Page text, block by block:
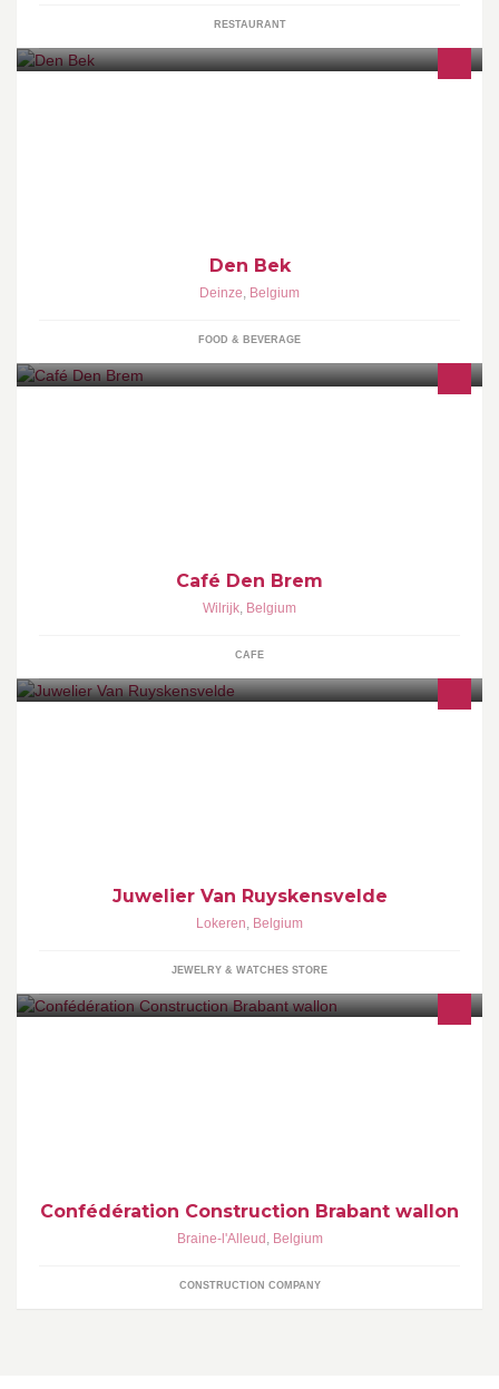
RESTAURANT
Den Bek
Deinze, Belgium
FOOD & BEVERAGE
Café Den Brem
Wilrijk, Belgium
CAFE
Juwelier Van Ruyskensvelde
Lokeren, Belgium
JEWELRY & WATCHES STORE
Confédération Construction Brabant wallon
Braine-l'Alleud , Belgium
CONSTRUCTION COMPANY